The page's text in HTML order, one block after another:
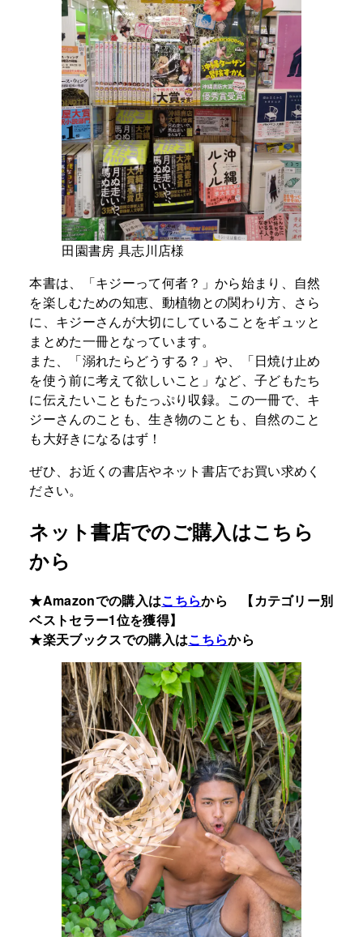
田園書房 具志川店様
本書は、「キジーって何者？」から始まり、自然
を楽しむための知恵、動植物との関わり方、さら
に、キジーさんが大切にしていることをギュッと
まとめた一冊となっています。
また、「溺れたらどうする？」や、「日焼け止め
を使う前に考えて欲しいこと」など、子どもたち
に伝えたいこともたっぷり収録。この一冊で、キ
ジーさんのことも、生き物のことも、自然のこと
も大好きになるはず！
ぜひ、お近くの書店やネット書店でお買い求めく
ださい。
ネット書店でのご購入はこちら
から
★Amazonでの購入はこちらから 【カテゴリー別
ベストセラー1位を獲得】
★楽天ブックスでの購入はこちらから